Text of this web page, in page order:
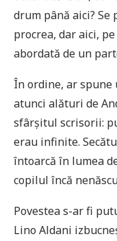
drum până aici? Se
procrea, dar aici,
abordată de un
În ordine, ar spune
atunci alături de
sfârșitul scrisorii:
erau infinite.
întoarcă în lumea
copilul încă
Povestea s-ar fi
Lino Aldani